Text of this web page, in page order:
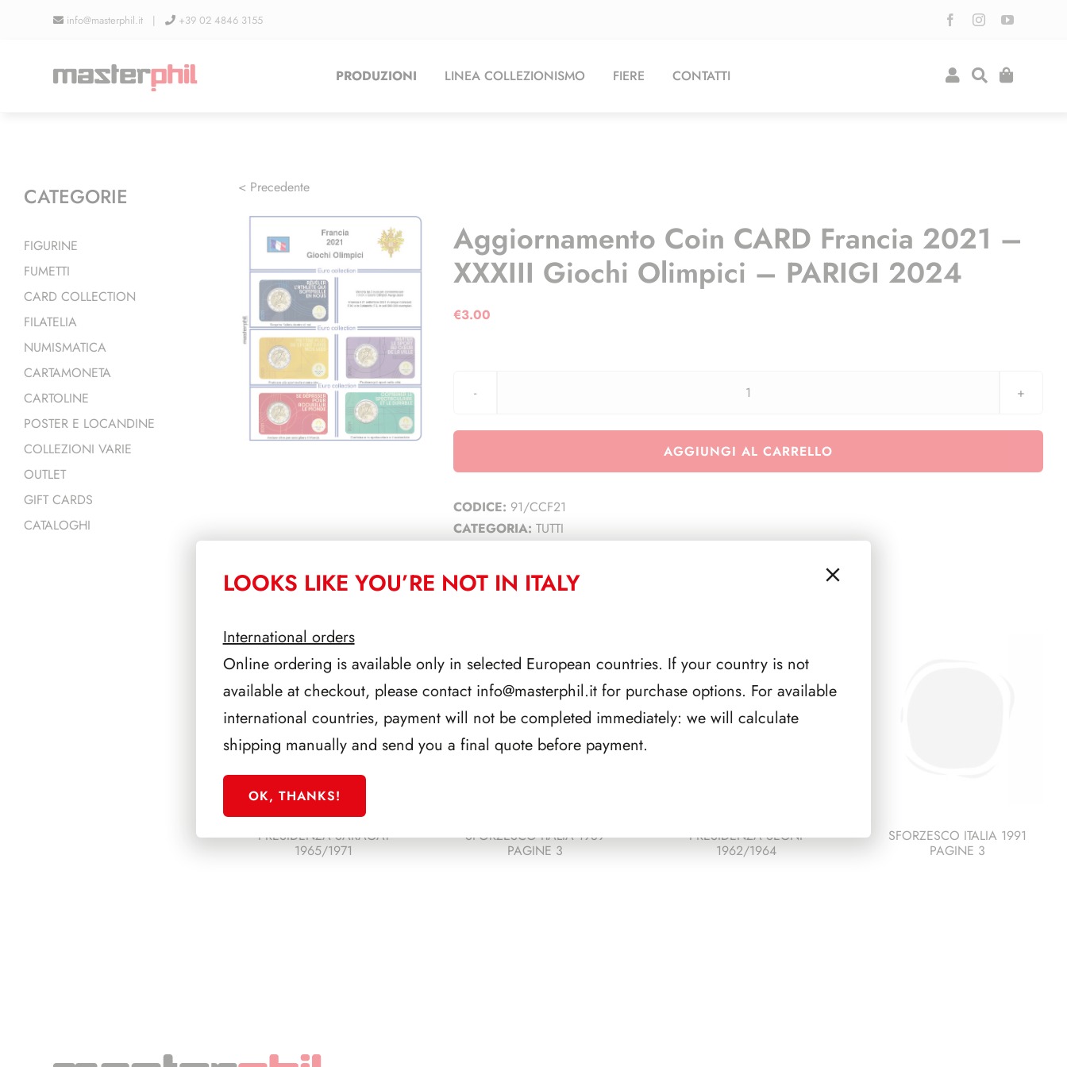
info@masterphil.it | +39 02 4846 3155
PRODUZIONI LINEA COLLEZIONISMO FIERE CONTATTI
< Precedente
Aggiornamento Coin CARD Francia 2021 –
XXXIII Giochi Olimpici – PARIGI 2024
€3.00
aggiornamento
CARD
quantità
AGGIUNGI AL CARRELLO
CODICE: 91/CCF21
CATEGORIA: TUTTI
PRESIDENZA SARAGAT
1965/1971
SFORZESCO ITALIA 1989
PAGINE 3
PRESIDENZA SEGNI
1962/1964
SFORZESCO ITALIA 1991
PAGINE 3
CATEGORIE
FIGURINE
FUMETTI
CARD COLLECTION
FILATELIA
NUMISMATICA
CARTAMONETA
CARTOLINE
POSTER E LOCANDINE
COLLEZIONI VARIE
OUTLET
GIFT CARDS
CATALOGHI
LOOKS LIKE YOU’RE NOT IN ITALY
International orders
Online ordering is available only in selected European countries. If your country is not
available at checkout, please contact info@masterphil.itfor purchase options. For available
international countries, payment will not be completed immediately: we will calculate
shipping manually and send you a final quote before payment.
OK, THANKS!